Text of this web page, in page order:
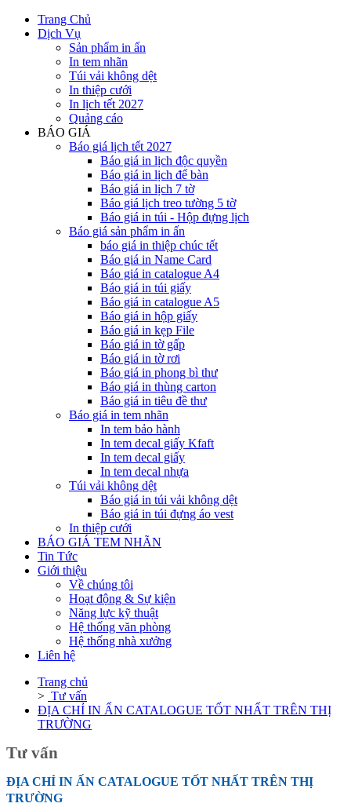
Trang Chủ
Dịch Vụ
Sản phẩm in ấn
In tem nhãn
Túi vải không dệt
In thiệp cưới
In lịch tết 2027
Quảng cáo
BÁO GIÁ
Báo giá lịch tết 2027
Báo giá in lịch độc quyền
Báo giá in lịch để bàn
Báo giá in lịch 7 tờ
Báo giá lịch treo tường 5 tờ
Báo giá in túi - Hộp đựng lịch
Báo giá sản phẩm in ấn
báo giá in thiệp chúc tết
Báo giá in Name Card
Báo giá in catalogue A4
Báo giá in túi giấy
Báo giá in catalogue A5
Báo giá in hộp giấy
Báo giá in kẹp File
Báo giá in tờ gấp
Báo giá in tờ rơi
Báo giá in phong bì thư
Báo giá in thùng carton
Báo giá in tiêu đề thư
Báo giá in tem nhãn
In tem bảo hành
In tem decal giấy Kfaft
In tem decal giấy
In tem decal nhựa
Túi vải không dệt
Báo giá in túi vải không dệt
Báo giá in túi đựng áo vest
In thiệp cưới
BÁO GIÁ TEM NHÃN
Tin Tức
Giới thiệu
Về chúng tôi
Hoạt động & Sự kiện
Năng lực kỹ thuật
Hệ thống văn phòng
Hệ thống nhà xưởng
Liên hệ
Trang chủ
> Tư vấn
ĐỊA CHỈ IN ẤN CATALOGUE TỐT NHẤT TRÊN THỊ
TRƯỜNG
Tư vấn
ĐỊA CHỈ IN ẤN CATALOGUE TỐT NHẤT TRÊN THỊ
TRƯỜNG